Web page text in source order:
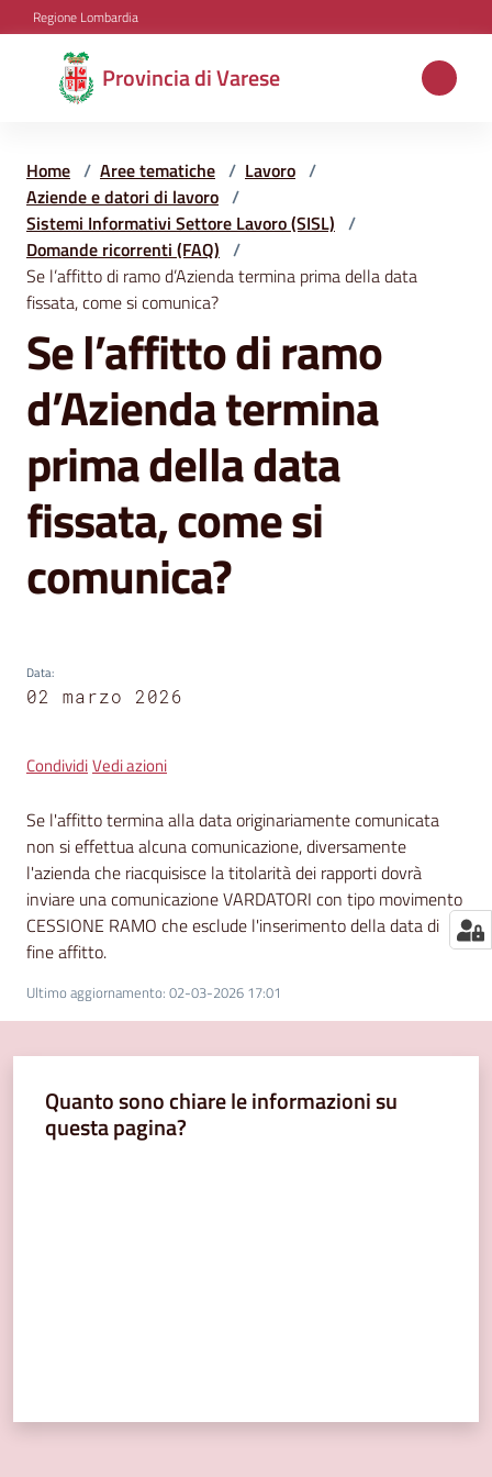
Vai al contenuto
Vai alla navigazione
Vai al footer
Regione Lombardia
Provincia di Varese
Provincia
di
Aree
tematiche
Amministrazione
e
segnalazioni
Seguici
Home / Aree tematiche / Lavoro /
Aziende e datori di lavoro /
Sistemi Informativi Settore Lavoro (SISL) /
Domande ricorrenti (FAQ) /
Se l’affitto di ramo d’Azienda termina prima della data
fissata, come si comunica?
Salta al contenuto
Se l’affitto di ramo
d’Azienda termina
prima della data
fissata, come si
comunica?
Data:
02 marzo 2026
CondividiVedi azioni
Se l'affitto termina alla data originariamente comunicata
non si effettua alcuna comunicazione, diversamente
l'azienda che riacquisisce la titolarità dei rapporti dovrà
inviare una comunicazione VARDATORI con tipo movimento
CESSIONE RAMO che esclude l'inserimento della data di
fine affitto.
Ultimo aggiornamento: 02-03-2026 17:01
Quanto sono chiare le informazioni su
questa pagina?